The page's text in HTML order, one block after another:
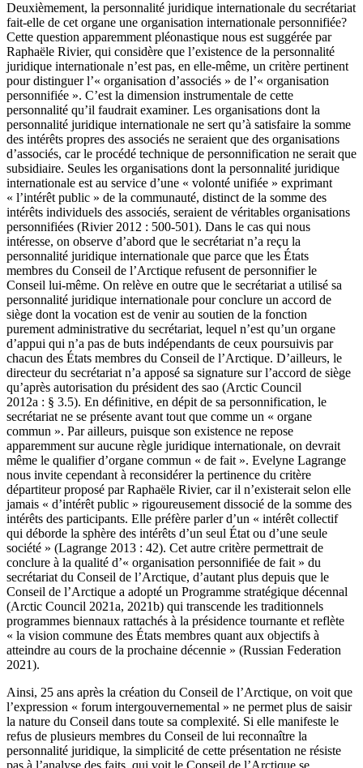
Deuxièmement, la personnalité juridique internationale du secrétariat
fait-elle de cet organe une organisation internationale personnifiée?
Cette question apparemment pléonastique nous est suggérée par
Raphaële Rivier, qui considère que l’existence de la personnalité
juridique internationale n’est pas, en elle-même, un critère pertinent
pour distinguer l’« organisation d’associés » de l’« organisation
personnifiée ». C’est la dimension instrumentale de cette
personnalité qu’il faudrait examiner. Les organisations dont la
personnalité juridique internationale ne sert qu’à satisfaire la somme
des intérêts propres des associés ne seraient que des organisations
d’associés, car le procédé technique de personnification ne serait que
subsidiaire. Seules les organisations dont la personnalité juridique
internationale est au service d’une « volonté unifiée » exprimant
« l’intérêt public » de la communauté, distinct de la somme des
intérêts individuels des associés, seraient de véritables organisations
personnifiées (Rivier 2012 : 500-501). Dans le cas qui nous
intéresse, on observe d’abord que le secrétariat n’a reçu la
personnalité juridique internationale que parce que les États
membres du Conseil de l’Arctique refusent de personnifier le
Conseil lui-même. On relève en outre que le secrétariat a utilisé sa
personnalité juridique internationale pour conclure un accord de
siège dont la vocation est de venir au soutien de la fonction
purement administrative du secrétariat, lequel n’est qu’un organe
d’appui qui n’a pas de buts indépendants de ceux poursuivis par
chacun des États membres du Conseil de l’Arctique. D’ailleurs, le
directeur du secrétariat n’a apposé sa signature sur l’accord de siège
qu’après autorisation du président des sao (Arctic Council
2012a : § 3.5). En définitive, en dépit de sa personnification, le
secrétariat ne se présente avant tout que comme un « organe
commun ». Par ailleurs, puisque son existence ne repose
apparemment sur aucune règle juridique internationale, on devrait
même le qualifier d’organe commun « de fait ». Evelyne Lagrange
nous invite cependant à reconsidérer la pertinence du critère
départiteur proposé par Raphaële Rivier, car il n’existerait selon elle
jamais « d’intérêt public » rigoureusement dissocié de la somme des
intérêts des participants. Elle préfère parler d’un « intérêt collectif
qui déborde la sphère des intérêts d’un seul État ou d’une seule
société » (Lagrange 2013 : 42). Cet autre critère permettrait de
conclure à la qualité d’« organisation personnifiée de fait » du
secrétariat du Conseil de l’Arctique, d’autant plus depuis que le
Conseil de l’Arctique a adopté un Programme stratégique décennal
(Arctic Council 2021a, 2021b) qui transcende les traditionnels
programmes biennaux rattachés à la présidence tournante et reflète
« la vision commune des États membres quant aux objectifs à
atteindre au cours de la prochaine décennie » (Russian Federation
2021).
Ainsi, 25 ans après la création du Conseil de l’Arctique, on voit que
l’expression « forum intergouvernemental » ne permet plus de saisir
la nature du Conseil dans toute sa complexité. Si elle manifeste le
refus de plusieurs membres du Conseil de lui reconnaître la
personnalité juridique, la simplicité de cette présentation ne résiste